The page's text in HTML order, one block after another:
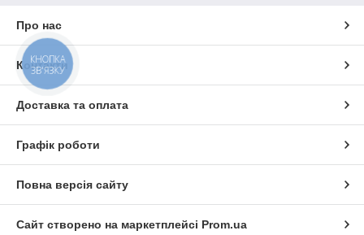
Про нас
Контакти
Доставка та оплата
Графік роботи
Повна версія сайту
Сайт створено на маркетплейсі Prom.ua
КНОПКА
ЗВ'ЯЗКУ